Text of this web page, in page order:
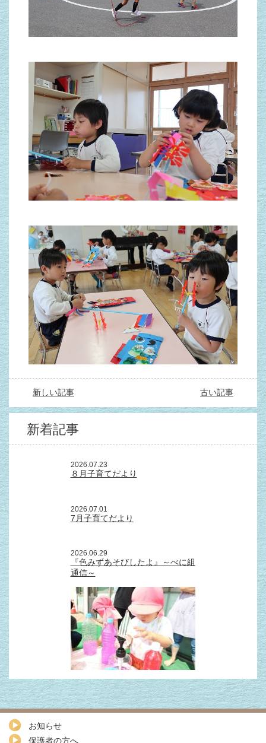
新しい記事 古い記事
新着記事
2026.07.23
８月子育てだより
2026.07.01
7月子育てだより
2026.06.29
『色みずあそびしたよ』～べに組
通信～
お知らせ
保護者の方へ